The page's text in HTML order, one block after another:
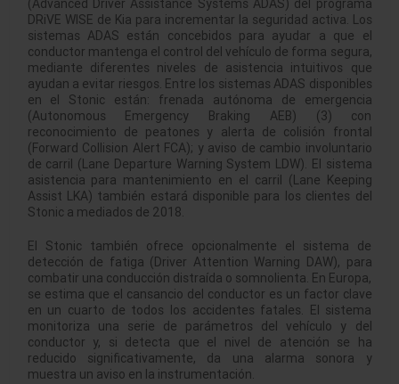
(Advanced Driver Assistance Systems ADAS) del programa
DRiVE WISE de Kia para incrementar la seguridad activa. Los
sistemas ADAS están concebidos para ayudar a que el
conductor mantenga el control del vehículo de forma segura,
mediante diferentes niveles de asistencia intuitivos que
ayudan a evitar riesgos. Entre los sistemas ADAS disponibles
en el Stonic están: frenada autónoma de emergencia
(Autonomous Emergency Braking AEB) (3) con
reconocimiento de peatones y alerta de colisión frontal
(Forward Collision Alert FCA); y aviso de cambio involuntario
de carril (Lane Departure Warning System LDW). El sistema
asistencia para mantenimiento en el carril (Lane Keeping
Assist LKA) también estará disponible para los clientes del
Stonic a mediados de 2018.
El Stonic también ofrece opcionalmente el sistema de
detección de fatiga (Driver Attention Warning DAW), para
combatir una conducción distraída o somnolienta. En Europa,
se estima que el cansancio del conductor es un factor clave
en un cuarto de todos los accidentes fatales. El sistema
monitoriza una serie de parámetros del vehículo y del
conductor y, si detecta que el nivel de atención se ha
reducido significativamente, da una alarma sonora y
muestra un aviso en la instrumentación.